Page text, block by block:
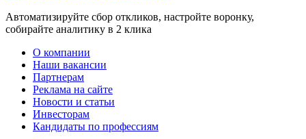
Автоматизируйте сбор откликов, настройте воронку,
собирайте аналитику в 2 клика
О компании
Наши вакансии
Партнерам
Реклама на сайте
Новости и статьи
Инвесторам
Кандидаты по профессиям